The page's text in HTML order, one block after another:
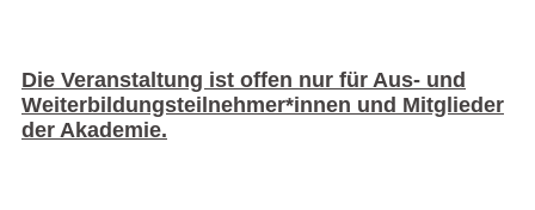
Die Veranstaltung ist offen nur für Aus- und
Weiterbildungsteilnehmer*innen und Mitglieder
der Akademie.